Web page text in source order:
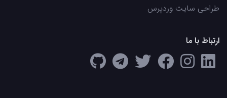
طراحی سایت وردپرس
ارتباط با ما